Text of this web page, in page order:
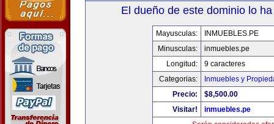
El dueño de este dominio lo
Mayusculas:
INMUEBLES.PE
Minusculas:
inmuebles.pe
Longitud:
9 caracteres
Categorias:
Inmuebles y
Precio:
$8,500.00
Visitar!
inmuebles.pe